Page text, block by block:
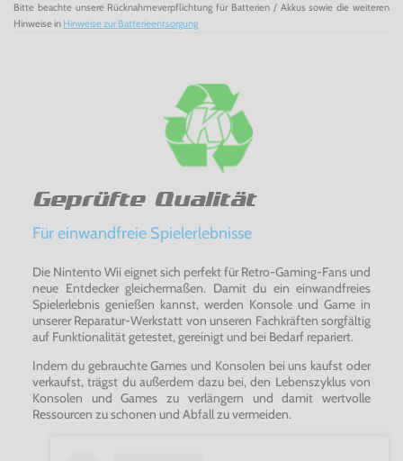
Bitte beachte unsere Rücknahmeverpflichtung für Batterien / Akkus sowie die weiteren
Hinweise in Hinweise zur Batterieentsorgung
Geprüfte Qualität
Für einwandfreie Spielerlebnisse
Die Nintento Wii eignet sich perfekt für Retro-Gaming-Fans und
neue Entdecker gleichermaßen. Damit du ein einwandfreies
Spielerlebnis genießen kannst, werden Konsole und Game in
unserer Reparatur-Werkstatt von unseren Fachkräften sorgfältig
auf Funktionalität getestet, gereinigt und bei Bedarf repariert.
Indem du gebrauchte Games und Konsolen bei uns kaufst oder
verkaufst, trägst du außerdem dazu bei, den Lebenszyklus von
Konsolen und Games zu verlängern und damit wertvolle
Ressourcen zu schonen und Abfall zu vermeiden.